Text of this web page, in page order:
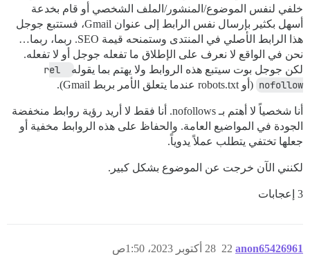
خلفي لنفس الموضوع/المنشور/الملف الشخصي أو قام بخدعة
أسهل بكثير بإرسال نفس الرابط إلى عنوان Gmail، فستتبع جوجل
هذا الرابط الأصلي في المنتدى وستمنحه قيمة SEO. ربما، ربما…
نحن في الواقع لا نعرف على الإطلاق ما تفعله جوجل أو لا تفعله.
لكن جوجل بوت سيتبع هذه الروابط ولا يهتم بما يقوله
rel
nofollow (أو robots.txt عندما يتعلق الأمر بربط Gmail).
أنا شخصياً لا أهتم بـ nofollows. أنا فقط لا أريد رؤية روابط منخفضة
الجودة في المواضيع العامة. والحفاظ على هذه الروابط مخفية أو
جعلها تختفي يتطلب عملاً يدوياً.
لكنني الآن خرجت عن الموضوع بشكل كبير.
3 إعجابات
anon65426961 28 أكتوبر 2023، 1:50ص 22